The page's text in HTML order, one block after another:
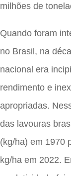
milhões de
Quando foram
no Brasil, na
nacional era
rendimento e
apropriadas.
das lavouras
(kg/ha) em 1970
kg/ha em 2022.